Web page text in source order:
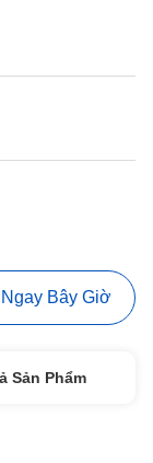
Bây Giờ
Sản Phẩm